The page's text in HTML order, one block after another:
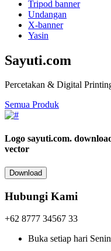
Tripod banner
Undangan
X-banner
Yasin
Sayuti.com
Percetakan & Digital
Semua Produk
Logo sayuti.com.
vector
Download
Hubungi Kami
+62 8777 34567 33
Buka setiap hari